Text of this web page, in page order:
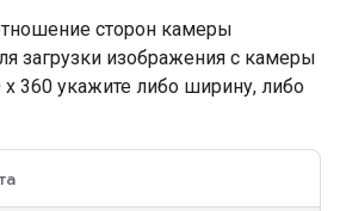
сторон камеры
загрузки изображения с камеры
360 укажите либо ширину, либо